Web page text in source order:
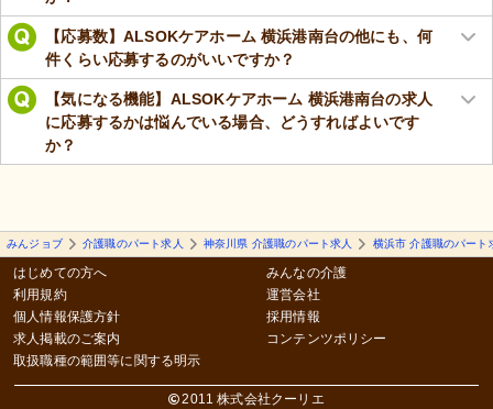
【応募数】ALSOKケアホーム 横浜港南台の他にも、何
件くらい応募するのがいいですか？
【気になる機能】ALSOKケアホーム 横浜港南台の求人
に応募するかは悩んでいる場合、どうすればよいです
か？
みんジョブ 介護職のパート求人 神奈川県 介護職のパート求人 横浜市 介護職のパート
はじめての方へ
利用規約
個人情報保護方針
求人掲載のご案内
取扱職種の範囲等に関する明示
みんなの介護
運営会社
採用情報
コンテンツポリシー
2011 株式会社クーリエ